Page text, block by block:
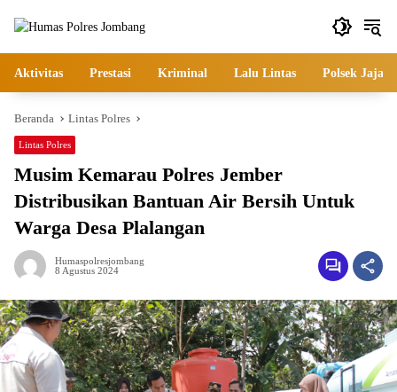
Aktivitas Prestasi Kriminal Lalu Lintas Polsek
Beranda Lintas Polres
Lintas Polres
Musim Kemarau Polres Jember
Distribusikan Bantuan Air Bersih Untuk
Warga Desa Plalangan
Humaspolresjombang
8 Agustus 2024